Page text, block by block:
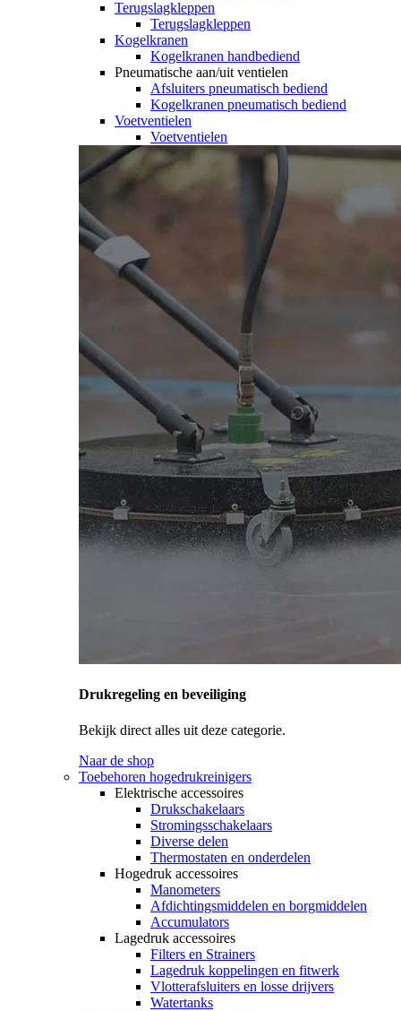
Terugslagkleppen
Terugslagkleppen
Kogelkranen
Kogelkranen handbediend
Pneumatische aan/uit ventielen
Afsluiters pneumatisch bediend
Kogelkranen pneumatisch bediend
Voetventielen
Voetventielen
Drukregeling en beveiliging
Bekijk direct alles uit deze categorie.
Naar de shop
Toebehoren hogedrukreinigers
Elektrische accessoires
Drukschakelaars
Stromingsschakelaars
Diverse delen
Thermostaten en onderdelen
Hogedruk accessoires
Manometers
Afdichtingsmiddelen en borgmiddelen
Accumulators
Lagedruk accessoires
Filters en Strainers
Lagedruk koppelingen en fitwerk
Vlotterafsluiters en losse drijvers
Watertanks